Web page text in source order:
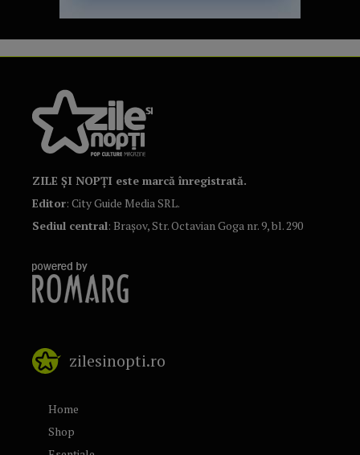
ZILE ȘI NOPȚI este marcă înregistrată.
Editor: City Guide Media SRL.
Sediul central: Brașov, Str. Octavian Goga nr. 9, bl. 290
zilesinopti.ro
Home
Shop